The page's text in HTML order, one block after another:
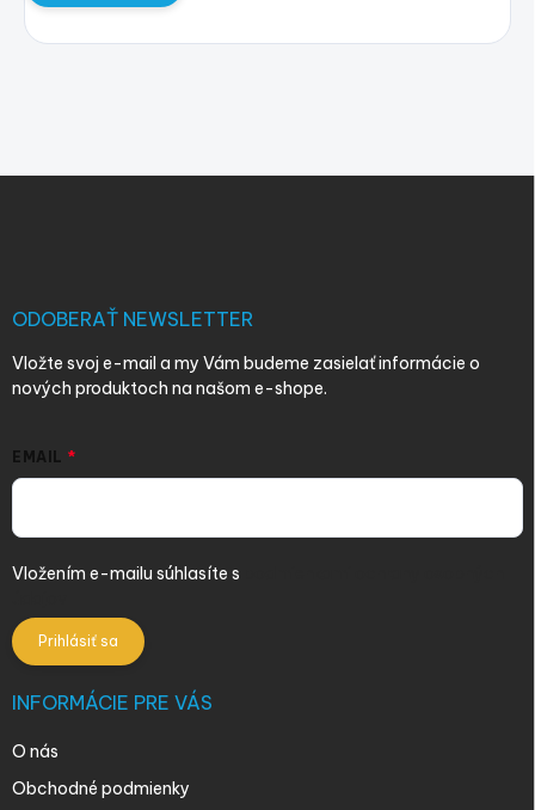
ODOBERAŤ NEWSLETTER
Vložte svoj e-mail a my Vám budeme zasielať informácie o
nových produktoch na našom e-shope.
EMAIL
Vložením e-mailu súhlasíte s
Prihlásiť sa
INFORMÁCIE PRE VÁS
O nás
Obchodné podmienky